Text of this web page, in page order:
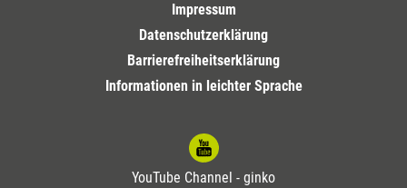
Impressum
Datenschutzerklärung
Barrierefreiheitserklärung
Informationen in leichter Sprache
YouTube Channel - ginko